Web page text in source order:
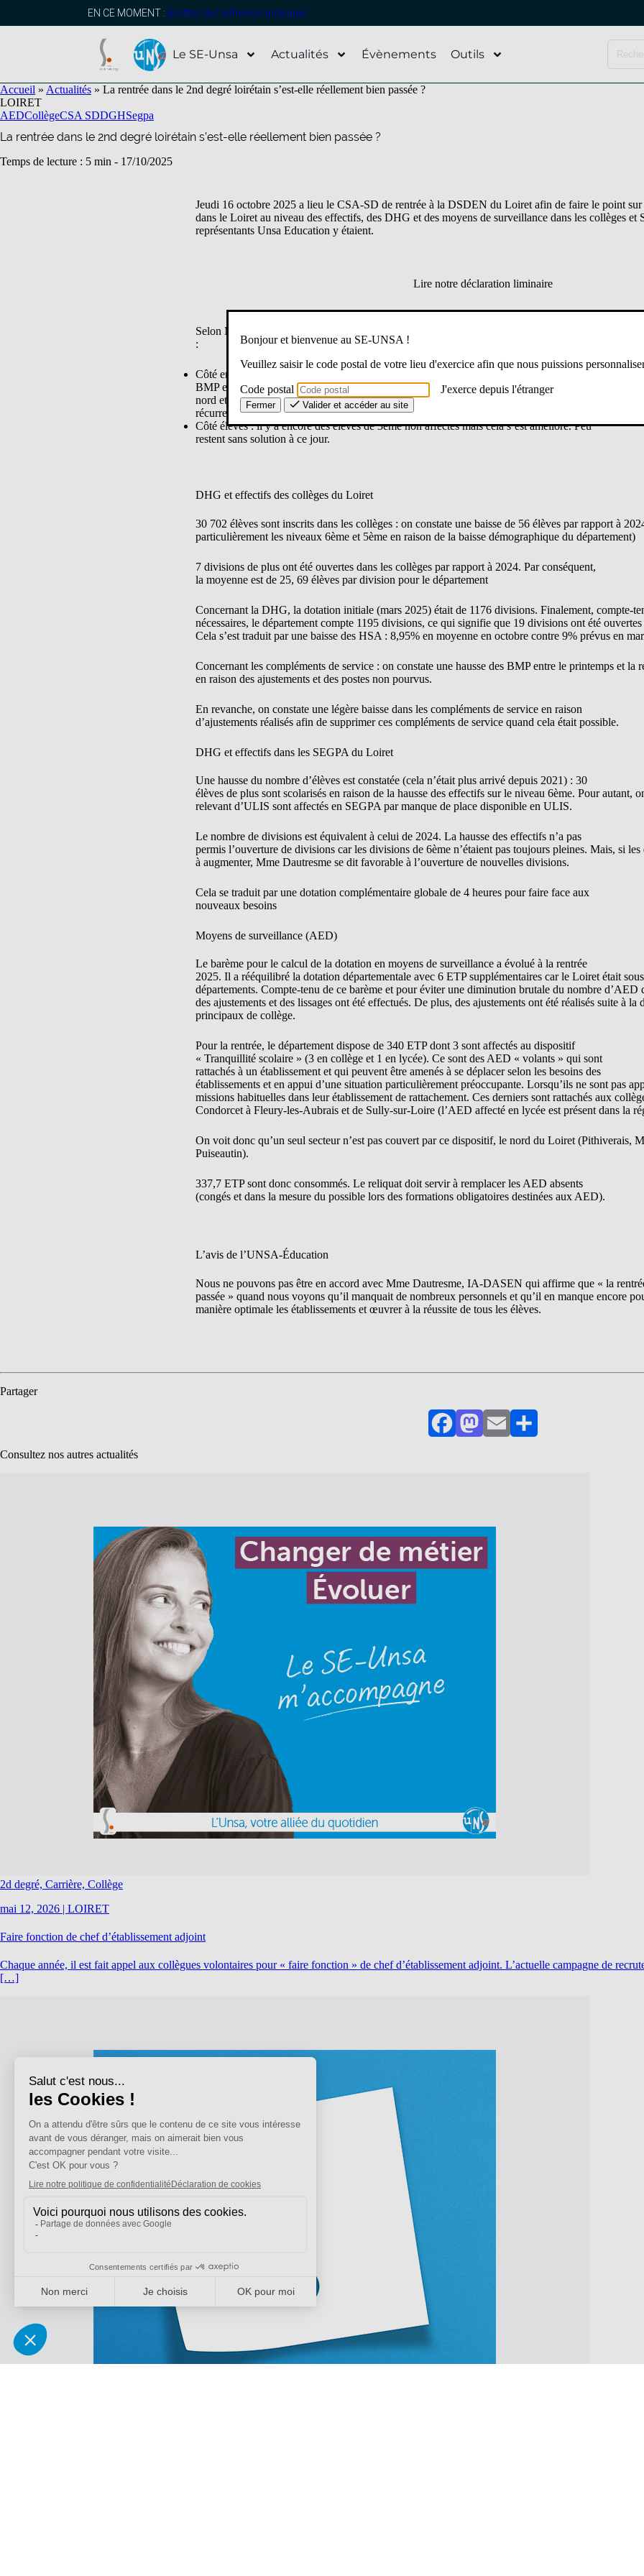
EN CE MOMENT : profitez de l’adhésion anticipée
Le SE-Unsa Actualités Évènements Outils
Accueil » Actualités » La rentrée dans le 2nd degré loirétain s’est-elle réellement bien passée ?
LOIRET
AEDCollègeCSA SDDGHSegpa
La rentrée dans le 2nd degré loirétain s’est-elle réellement bien passée ?
Temps de lecture : 5 min - 17/10/2025
Jeudi 16 octobre 2025 a lieu le CSA-SD de rentrée à la DSDEN du Loiret afin de faire le point sur
dans le Loiret au niveau des effectifs, des DHG et des moyens de surveillance dans les collèges
représentants Unsa Education y étaient.
Lire notre déclaration liminaire
Selon Mme Dautresme, la DASEN du Loiret (Directrice Académique) , la rentrée s’est
:
Côté enseignants : il y a encore des manques : aucun poste ne reste vacant mais des BMP le sont
BMP en Education Musicale et en Arts Plastiques car les viviers de remplacement sont épuisés.
nord et est du Loiret. La DSDEN réfléchit à flécher des postes en postes POP dans les
récurrent afin de les rendre plus attractifs.
Côté élèves : il y a encore des élèves de 3ème non affectés mais cela s’est amélioré. Peu
restent sans solution à ce jour.
DHG et effectifs des collèges du Loiret
30 702 élèves sont inscrits dans les collèges : on constate une baisse de 56 élèves par rapport à
particulièrement les niveaux 6ème et 5ème en raison de la baisse démographique du département)
7 divisions de plus ont été ouvertes dans les collèges par rapport à 2024. Par conséquent,
la moyenne est de 25, 69 élèves par division pour le département
Concernant la DHG, la dotation initiale (mars 2025) était de 1176 divisions. Finalement, compte-
nécessaires, le département compte 1195 divisions, ce qui signifie que 19 divisions ont été
Cela s’est traduit par une baisse des HSA : 8,95% en moyenne en octobre contre 9% prévus en
Concernant les compléments de service : on constate une hausse des BMP entre le printemps et la
en raison des ajustements et des postes non pourvus.
En revanche, on constate une légère baisse dans les compléments de service en raison
d’ajustements réalisés afin de supprimer ces compléments de service quand cela était possible.
DHG et effectifs dans les SEGPA du Loiret
Une hausse du nombre d’élèves est constatée (cela n’était plus arrivé depuis 2021) : 30
élèves de plus sont scolarisés en raison de la hausse des effectifs sur le niveau 6ème. Pour autant,
relevant d’ULIS sont affectés en SEGPA par manque de place disponible en ULIS.
Le nombre de divisions est équivalent à celui de 2024. La hausse des effectifs n’a pas
permis l’ouverture de divisions car les divisions de 6ème n’étaient pas toujours pleines. Mais, si
à augmenter, Mme Dautresme se dit favorable à l’ouverture de nouvelles divisions.
Cela se traduit par une dotation complémentaire globale de 4 heures pour faire face aux
nouveaux besoins
Moyens de surveillance (AED)
Le barème pour le calcul de la dotation en moyens de surveillance a évolué à la rentrée
2025. Il a rééquilibré la dotation départementale avec 6 ETP supplémentaires car le Loiret était
départements. Compte-tenu de ce barème et pour éviter une diminution brutale du nombre d’AED
des ajustements et des lissages ont été effectués. De plus, des ajustements ont été réalisés suite à la
principaux de collège.
Pour la rentrée, le département dispose de 340 ETP dont 3 sont affectés au dispositif
« Tranquillité scolaire » (3 en collège et 1 en lycée). Ce sont des AED « volants » qui sont
rattachés à un établissement et qui peuvent être amenés à se déplacer selon les besoins des
établissements et en appui d’une situation particulièrement préoccupante. Lorsqu’ils ne sont pas
missions habituelles dans leur établissement de rattachement. Ces derniers sont rattachés aux
Condorcet à Fleury-les-Aubrais et de Sully-sur-Loire (l’AED affecté en lycée est présent dans la
On voit donc qu’un seul secteur n’est pas couvert par ce dispositif, le nord du Loiret (Pithiverais,
Puiseautin).
337,7 ETP sont donc consommés. Le reliquat doit servir à remplacer les AED absents
(congés et dans la mesure du possible lors des formations obligatoires destinées aux AED).
L’avis de l’UNSA-Éducation
Nous ne pouvons pas être en accord avec Mme Dautresme, IA-DASEN qui affirme que « la
passée » quand nous voyons qu’il manquait de nombreux personnels et qu’il en manque encore
manière optimale les établissements et œuvrer à la réussite de tous les élèves.
Partager
FacebookMastodon
EmailPartager
Consultez nos autres actualités
2d degré, Carrière, Collège
mai 12, 2026 | LOIRET
Faire fonction de chef d’établissement adjoint
Chaque année, il est fait appel aux collègues volontaires pour « faire fonction » de chef d’établissement adjoint. L’actuelle campagne de
[…]
Bonjour et bienvenue au SE-UNSA !
Veuillez saisir le code postal de votre lieu d'exercice afin que nous puissions
Code postal J'exerce depuis l'étranger
Fermer Valider et accéder au site